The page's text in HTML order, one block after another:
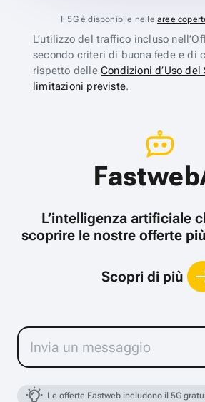
Il 5G è disponibile nelle aree
L’utilizzo del traffico incluso
secondo criteri di buona fede e di
rispetto delle Condizioni d’Uso
limitazioni previste.
L’intelligenza artificiale
scoprire le nostre offerte
Scopri di più
Le offerte Fastweb includono il 5G